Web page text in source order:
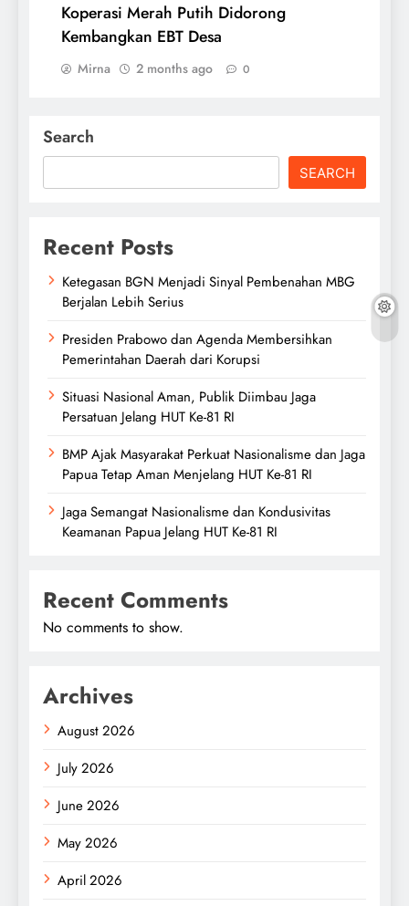
Koperasi Merah Putih Didorong
Kembangkan EBT Desa
Mirna 2 months ago 0
Search
SEARCH
Recent Posts
Ketegasan BGN Menjadi Sinyal Pembenahan MBG
Berjalan Lebih Serius
Presiden Prabowo dan Agenda Membersihkan
Pemerintahan Daerah dari Korupsi
Situasi Nasional Aman, Publik Diimbau Jaga
Persatuan Jelang HUT Ke-81 RI
BMP Ajak Masyarakat Perkuat Nasionalisme dan Jaga
Papua Tetap Aman Menjelang HUT Ke-81 RI
Jaga Semangat Nasionalisme dan Kondusivitas
Keamanan Papua Jelang HUT Ke-81 RI
Recent Comments
No comments to show.
Archives
August 2026
July 2026
June 2026
May 2026
April 2026